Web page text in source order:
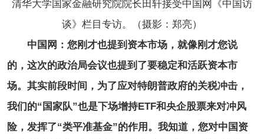
清华大学国家金融研究院院长田轩接受中国网《中国访
谈》栏目专访。（摄影：郑亮）
中国网：您刚才也提到资本市场，就像刚才您说
的，这次的政治局会议也提到了要稳定和活跃资本市
场。其实前段时间，为了应对特朗普政府的关税冲击，
我们的“国家队”也是下场增持ETF和央企股票来对冲风
险，发挥了“类平准基金”的作用。我知道，您对中国资